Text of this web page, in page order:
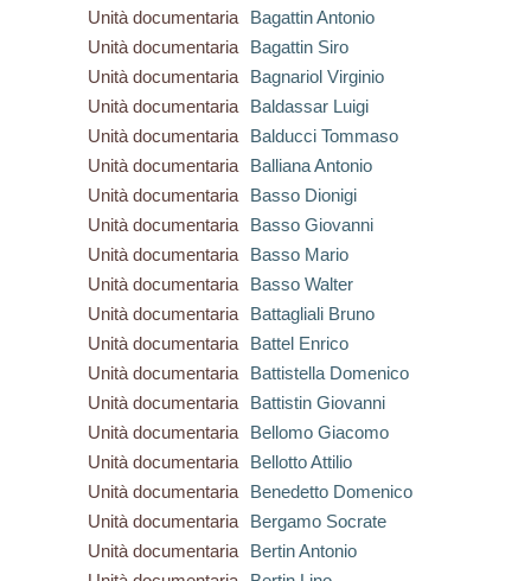
Unità documentaria
Bagattin Antonio
Unità documentaria
Bagattin Siro
Unità documentaria
Bagnariol Virginio
Unità documentaria
Baldassar Luigi
Unità documentaria
Balducci Tommaso
Unità documentaria
Balliana Antonio
Unità documentaria
Basso Dionigi
Unità documentaria
Basso Giovanni
Unità documentaria
Basso Mario
Unità documentaria
Basso Walter
Unità documentaria
Battagliali Bruno
Unità documentaria
Battel Enrico
Unità documentaria
Battistella Domenico
Unità documentaria
Battistin Giovanni
Unità documentaria
Bellomo Giacomo
Unità documentaria
Bellotto Attilio
Unità documentaria
Benedetto Domenico
Unità documentaria
Bergamo Socrate
Unità documentaria
Bertin Antonio